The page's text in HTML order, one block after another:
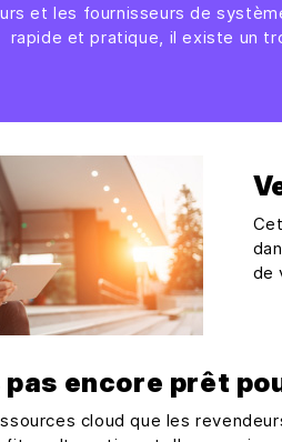
et les fournisseurs de
rapide et pratique, il existe un
de
pas encore prêt
cloud que les